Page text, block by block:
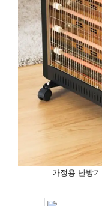
가정용 난방